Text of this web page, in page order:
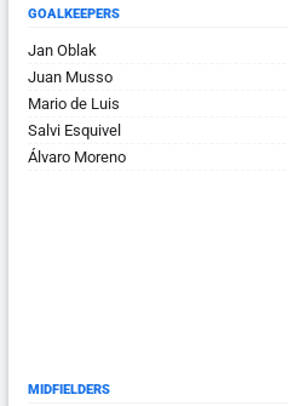
GOALKEEPERS
Jan Oblak
Juan Musso
Mario de Luis
Salvi Esquivel
Álvaro Moreno
MIDFIELDERS